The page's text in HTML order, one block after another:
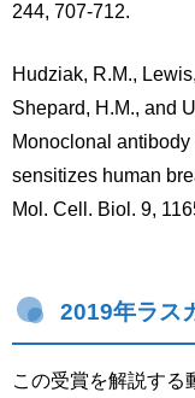
244, 707-712.
Hudziak, R.M.,
Shepard, H.M., and
Monoclonal
sensitizes human
Mol. Cell. Biol. 9,
2019年ラス
この受賞を解説する